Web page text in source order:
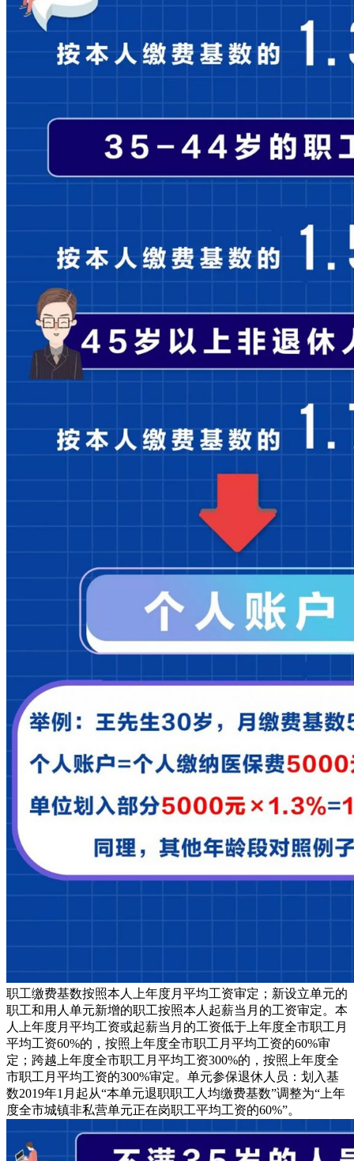
职工缴费基数按照本人上年度月平均工资审定；新设立单元的
职工和用人单元新增的职工按照本人起薪当月的工资审定。本
人上年度月平均工资或起薪当月的工资低于上年度全市职工月
平均工资60%的，按照上年度全市职工月平均工资的60%审
定；跨越上年度全市职工月平均工资300%的，按照上年度全
市职工月平均工资的300%审定。单元参保退休人员：划入基
数2019年1月起从“本单元退职职工人均缴费基数”调整为“上年
度全市城镇非私营单元正在岗职工平均工资的60%”。